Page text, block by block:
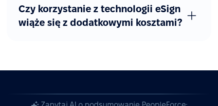
Czy korzystanie z technologii eSign
wiąże się z dodatkowymi kosztami?